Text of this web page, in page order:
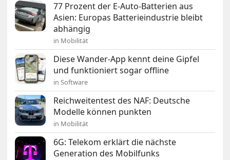
77 Prozent der E-Auto-Batterien aus
Asien: Europas Batterieindustrie bleibt
abhängig
in Mobilität
Diese Wander-App kennt deine Gipfel
und funktioniert sogar offline
in Software
Reichweitentest des NAF: Deutsche
Modelle können punkten
in Mobilität
6G: Telekom erklärt die nächste
Generation des Mobilfunks